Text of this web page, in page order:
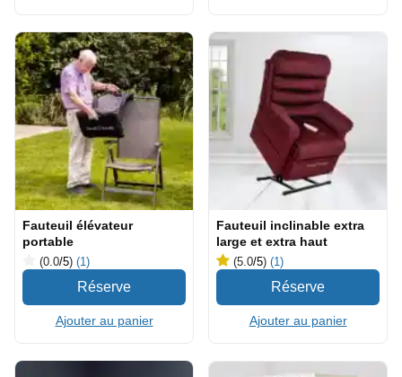
Fauteuil élévateur
portable
(0.0/5) (1)
Ajouter au panier
Fauteuil inclinable extra
large et extra haut
(5.0/5) (1)
Ajouter au panier